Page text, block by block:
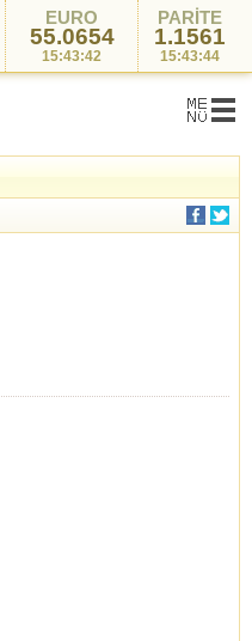
EURO
55.0654
15:43:42
PARİTE
1.1561
15:43:44